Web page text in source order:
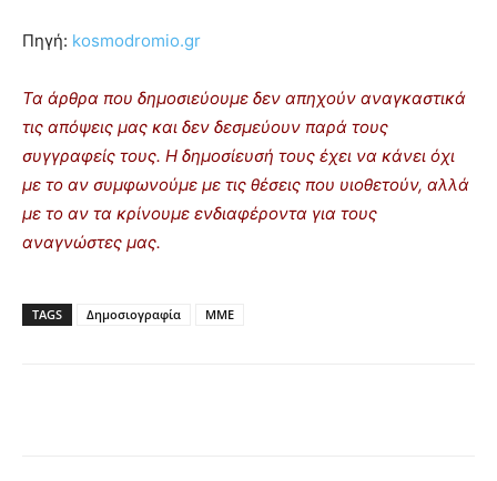
Πηγή: kosmodromio.gr
Τα άρθρα που δημοσιεύουμε δεν απηχούν αναγκαστικά
τις απόψεις μας και δεν δεσμεύουν παρά τους
συγγραφείς τους. Η δημοσίευσή τους έχει να κάνει όχι
με το αν συμφωνούμε με τις θέσεις που υιοθετούν, αλλά
με το αν τα κρίνουμε ενδιαφέροντα για τους
αναγνώστες μας.
TAGS Δημοσιογραφία ΜΜΕ